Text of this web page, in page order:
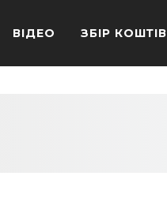
ВІДЕО ЗБІР КОШТІВ